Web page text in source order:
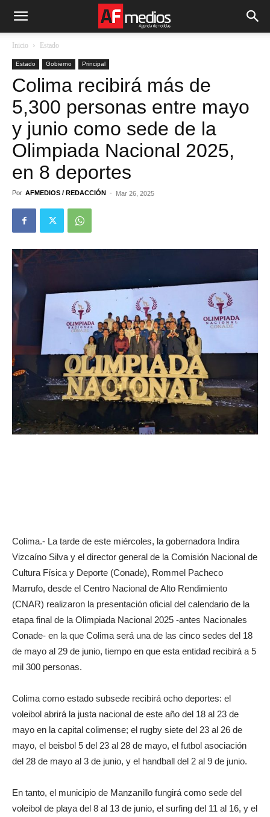
Inicio Estado
Estado Gobierno Principal
Colima recibirá más de
5,300 personas entre mayo
y junio como sede de la
Olimpiada Nacional 2025,
en 8 deportes
Por AFMEDIOS / REDACCIÓN - Mar 26, 2025
Colima.- La tarde de este miércoles, la gobernadora Indira
Vizcaíno Silva y el director general de la Comisión Nacional de
Cultura Física y Deporte (Conade), Rommel Pacheco
Marrufo, desde el Centro Nacional de Alto Rendimiento
(CNAR) realizaron la presentación oficial del calendario de la
etapa final de la Olimpiada Nacional 2025 -antes Nacionales
Conade- en la que Colima será una de las cinco sedes del 18
de mayo al 29 de junio, tiempo en que esta entidad recibirá a 5
mil 300 personas.
Colima como estado subsede recibirá ocho deportes: el
voleibol abrirá la justa nacional de este año del 18 al 23 de
mayo en la capital colimense; el rugby siete del 23 al 26 de
mayo, el beisbol 5 del 23 al 28 de mayo, el futbol asociación
del 28 de mayo al 3 de junio, y el handball del 2 al 9 de junio.
En tanto, el municipio de Manzanillo fungirá como sede del
voleibol de playa del 8 al 13 de junio, el surfing del 11 al 16, y el